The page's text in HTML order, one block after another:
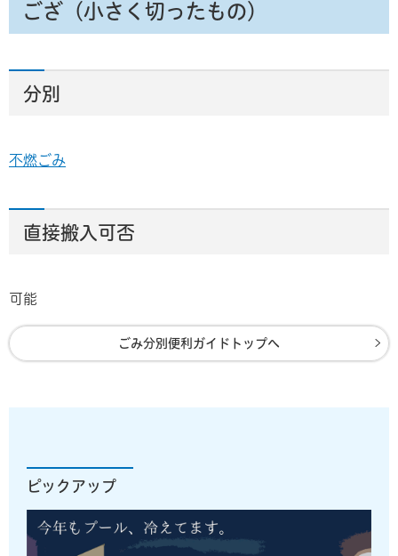
ござ（小さく切ったもの）
分別
不燃ごみ
直接搬入可否
可能
ごみ分別便利ガイドトップへ
ピックアップ